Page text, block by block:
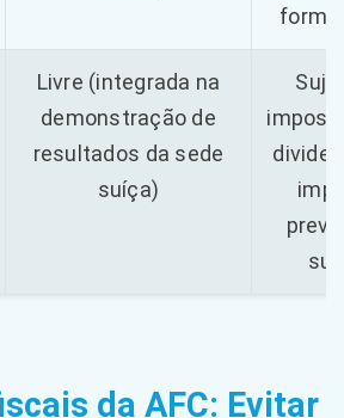
Livre (integrada na
demonstração de
resultados da sede
suíça)
da AFC: Evitar